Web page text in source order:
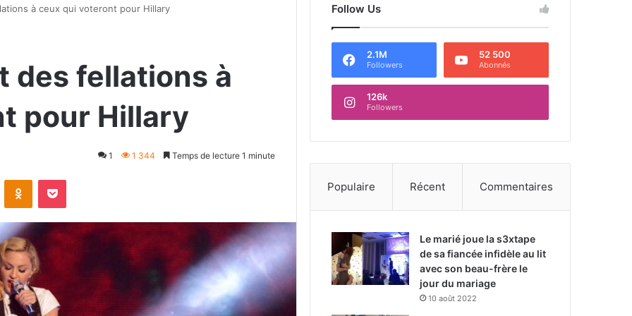
à ceux qui voteront pour Hillary
des fellations à
pour Hillary
1 1 344 Temps de lecture 1 minute
Odnoklassniki
Pocket
Follow Us
2.1M
Followers
52 500
Abonnés
126k
Followers
Populaire Récent Commentaires
Le marié joue la s3xtape
de sa fiancée infidèle au lit
avec son beau-frère le
jour du mariage
10 août 2022